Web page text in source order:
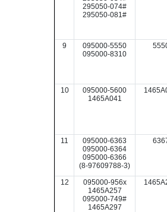
295050-074#
295050-081#
9
095000-5550
095000-8310
10
095000-5600
1465A041
11
095000-6363
095000-6364
095000-6366
(8-97609788-3)
12
095000-956x
1465A257
095000-749#
1465A297